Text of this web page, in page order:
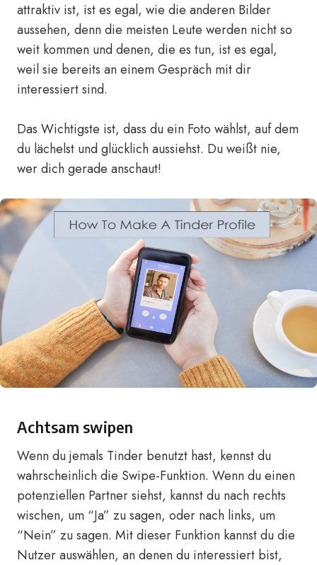
attraktiv ist, ist es egal, wie die anderen Bilder
aussehen, denn die meisten Leute werden nicht so
weit kommen und denen, die es tun, ist es egal,
weil sie bereits an einem Gespräch mit dir
interessiert sind.
Das Wichtigste ist, dass du ein Foto wählst, auf dem
du lächelst und glücklich aussiehst. Du weißt nie,
wer dich gerade anschaut!
Achtsam swipen
Wenn du jemals Tinder benutzt hast, kennst du
wahrscheinlich die Swipe-Funktion. Wenn du einen
potenziellen Partner siehst, kannst du nach rechts
wischen, um “Ja” zu sagen, oder nach links, um
“Nein” zu sagen. Mit dieser Funktion kannst du die
Nutzer auswählen, an denen du interessiert bist,